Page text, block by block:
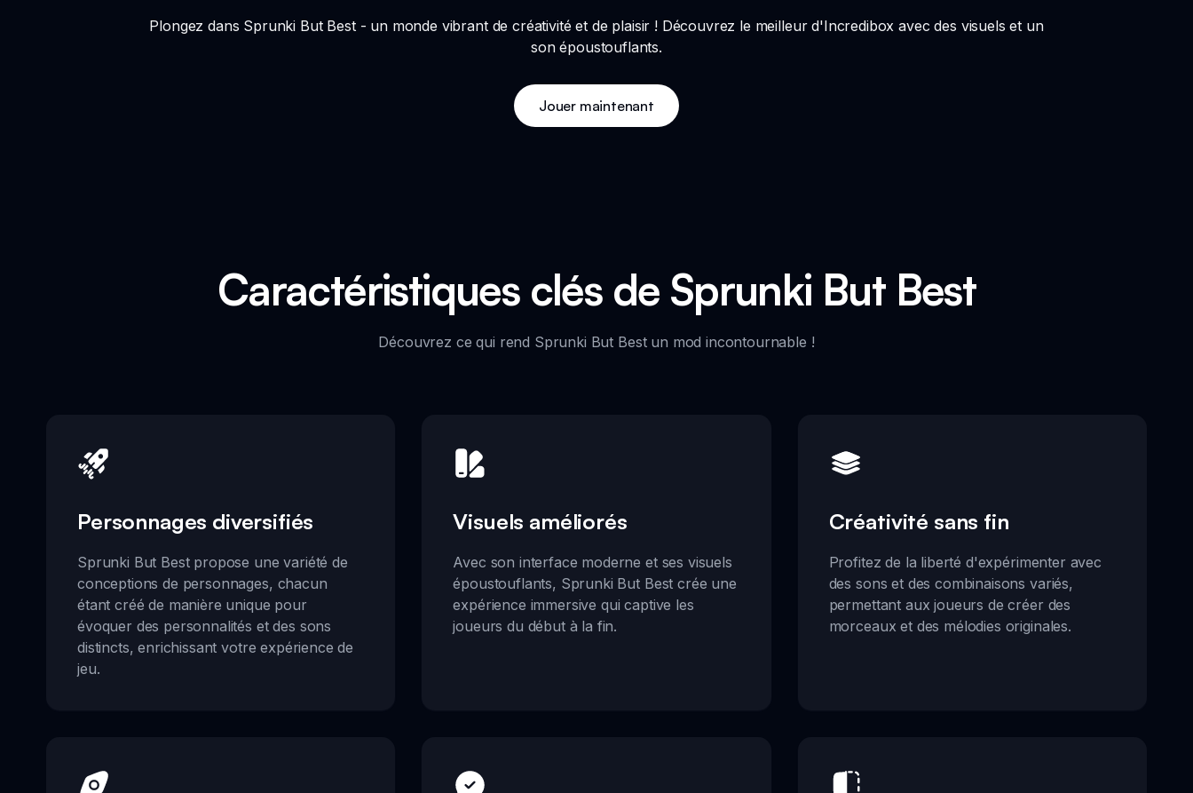
Plongez dans Sprunki But Best - un monde vibrant de créativité et de plaisir ! Découvrez le meilleur d'Incredibox avec des visuels et un
son époustouflants.
Jouer maintenant
Caractéristiques clés de Sprunki But Best
Découvrez ce qui rend Sprunki But Best un mod incontournable !
Personnages diversifiés
Sprunki But Best propose une variété de
conceptions de personnages, chacun
étant créé de manière unique pour
évoquer des personnalités et des sons
distincts, enrichissant votre expérience de
jeu.
Visuels améliorés
Avec son interface moderne et ses visuels
époustouflants, Sprunki But Best crée une
expérience immersive qui captive les
joueurs du début à la fin.
Créativité sans fin
Profitez de la liberté d'expérimenter avec
des sons et des combinaisons variés,
permettant aux joueurs de créer des
morceaux et des mélodies originales.